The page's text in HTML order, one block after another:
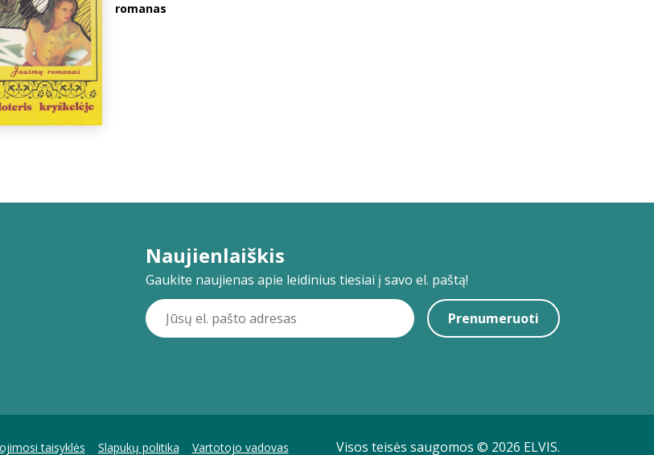
romanas
Naujienlaiškis
Gaukite naujienas apie leidinius tiesiai į savo el. paštą!
Prenumeruoti
Visos teisės saugomos © 2026 ELVIS.
taisyklės Slapukų politika Vartotojo vadovas